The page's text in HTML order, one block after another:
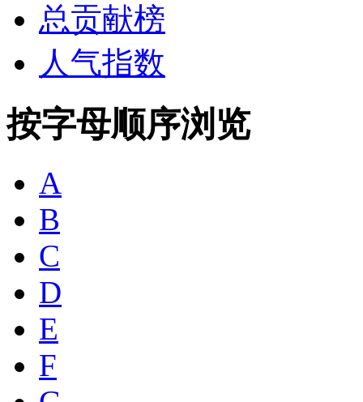
总贡献榜
人气指数
按字母顺序浏览
A
B
C
D
E
F